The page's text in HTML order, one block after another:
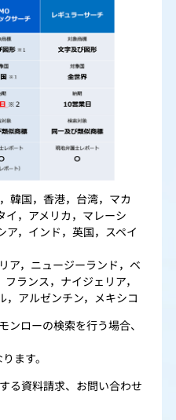
国，香港，台湾，マカ
，アメリカ，マレーシ
，インド，英国，スペイ
ア，ニュージーランド，ベ
ランス，ナイジェリア，
アルゼンチン，メキシコ
ローの検索を行う場合、
ます。
る資料請求、お問い合わせ